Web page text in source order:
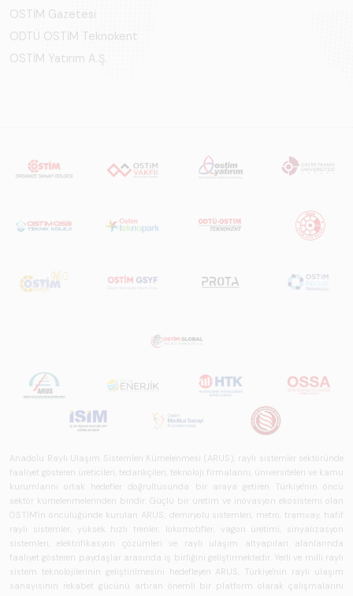
OSTİM Gazetesi
ODTÜ OSTİM Teknokent
OSTİM Yatırım A.Ş.
Anadolu Raylı Ulaşım Sistemleri Kümelenmesi (ARUS), raylı sistemler sektöründe
faaliyet gösteren üreticileri, tedarikçileri, teknoloji firmalarını, üniversiteleri ve kamu
kurumlarını ortak hedefler doğrultusunda bir araya getiren Türkiye'nin öncü
sektör kümelenmelerinden biridir. Güçlü bir üretim ve inovasyon ekosistemi olan
OSTİM'in öncülüğünde kurulan ARUS; demiryolu sistemleri, metro, tramvay, hafif
raylı sistemler, yüksek hızlı trenler, lokomotifler, vagon üretimi, sinyalizasyon
sistemleri, elektrifikasyon çözümleri ve raylı ulaşım altyapıları alanlarında
faaliyet gösteren paydaşlar arasında iş birliğini geliştirmektedir. Yerli ve milli raylı
sistem teknolojilerinin geliştirilmesini hedefleyen ARUS, Türkiye'nin raylı ulaşım
sanayisinin rekabet gücünü artıran önemli bir platform olarak çalışmalarını